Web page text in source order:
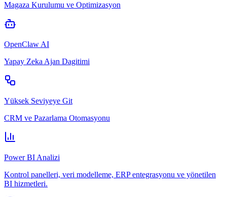
Magaza Kurulumu ve Optimizasyon
OpenClaw AI
Yapay Zeka Ajan Dagitimi
Yüksek Seviyeye Git
CRM ve Pazarlama Otomasyonu
Power BI Analizi
Kontrol panelleri, veri modelleme, ERP entegrasyonu ve yönetilen
BI hizmetleri.